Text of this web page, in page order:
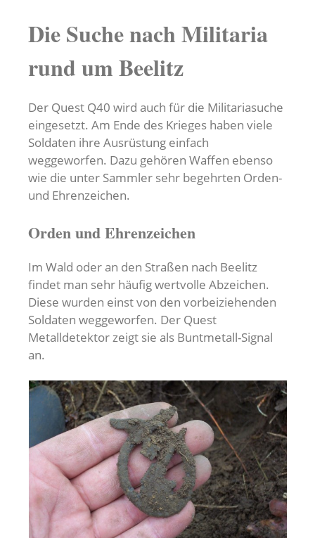
Die Suche nach Militaria
rund um Beelitz
Der Quest Q40 wird auch für die Militariasuche
eingesetzt. Am Ende des Krieges haben viele
Soldaten ihre Ausrüstung einfach
weggeworfen. Dazu gehören Waffen ebenso
wie die unter Sammler sehr begehrten Orden-
und Ehrenzeichen.
Orden und Ehrenzeichen
Im Wald oder an den Straßen nach Beelitz
findet man sehr häufig wertvolle Abzeichen.
Diese wurden einst von den vorbeiziehenden
Soldaten weggeworfen. Der Quest
Metalldetektor zeigt sie als Buntmetall-Signal
an.